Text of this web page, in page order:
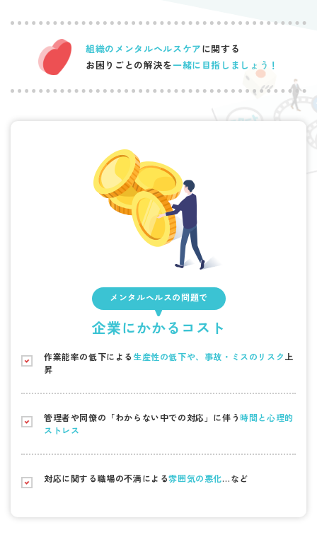
組織のメンタルヘルスケアに関する
お困りごとの解決を一緒に目指しましょう！
メンタルヘルスの問題で
企業にかかるコスト
作業能率の低下による 生産性の低下や、事故・ミスのリスク上
昇
管理者や同僚の「わからない中での対応」に伴う 時間と心理的
ストレス
対応に関する職場の不満による雰囲気の悪化…など